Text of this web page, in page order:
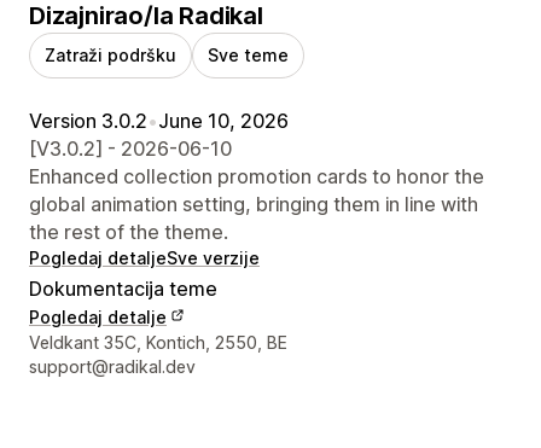
Dizajnirao/la Radikal
Zatraži podršku Sve teme
Version 3.0.2•June 10, 2026
[V3.0.2] - 2026-06-10
Enhanced collection promotion cards to honor the
global animation setting, bringing them in line with
the rest of the theme.
Pogledaj detaljeSve verzije
Dokumentacija teme
Pogledaj detalje
Podaci za kontakt dizajnera
Veldkant 35C, Kontich, 2550, BE
support@radikal.dev